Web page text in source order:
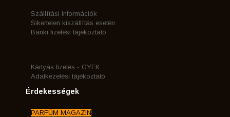
Szállítási információk
Sikertelen kiszállítás esetén
Banki fizetési tájékoztató
Kártyás fizetés - GYFK
Adatkezelési tájékoztató
Érdekességek
PARFÜM MAGAZIN